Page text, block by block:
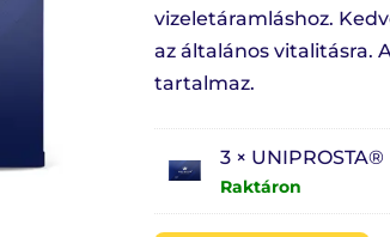
vizeletáramláshoz.
az általános vitalitásra.
tartalmaz.
3 × UNIPROSTA®
Raktáron